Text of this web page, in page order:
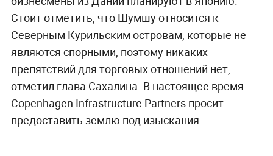
Стоит отметить, что Шумшу относится к
Северным Курильским островам, которые не
являются спорными, поэтому никаких
препятствий для торговых отношений нет,
отметил глава Сахалина. В настоящее время
Copenhagen Infrastructure Partners просит
предоставить землю под изыскания.